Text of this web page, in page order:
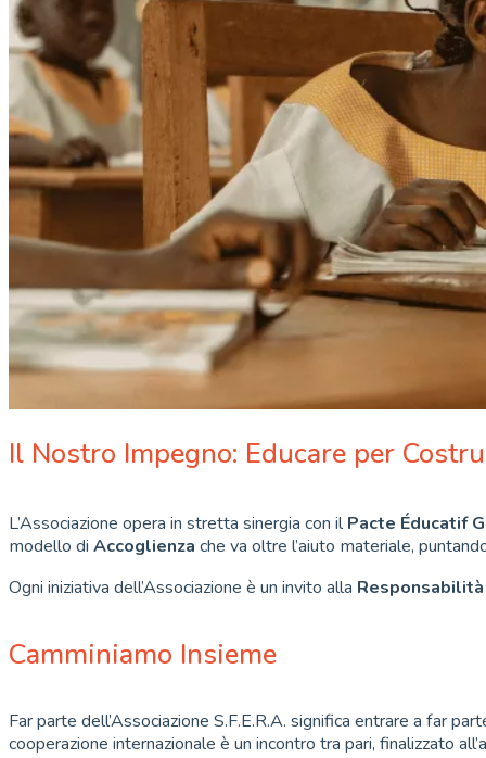
Il Nostro Impegno: Educare per
L’Associazione opera in stretta sinergia con ilPacte Éducatif
modello di Accoglienza che va oltre l’aiuto materiale,
Ogni iniziativa dell’Associazione è un invito alla Responsabilità
Camminiamo Insieme
Far parte dell’Associazione S.F.E.R.A. significa entrare a far
cooperazione internazionale è un incontro tra pari, finalizzato